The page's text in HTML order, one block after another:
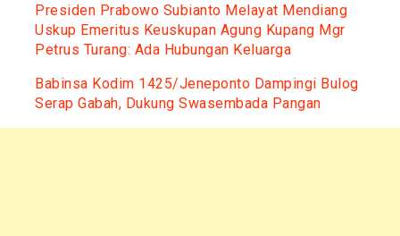
Presiden Prabowo Subianto Melayat Mendiang
Uskup Emeritus Keuskupan Agung Kupang Mgr
Petrus Turang: Ada Hubungan Keluarga
Babinsa Kodim 1425/Jeneponto Dampingi Bulog
Serap Gabah, Dukung Swasembada Pangan